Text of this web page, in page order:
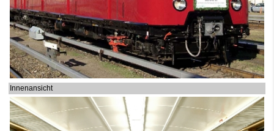
Innenansicht